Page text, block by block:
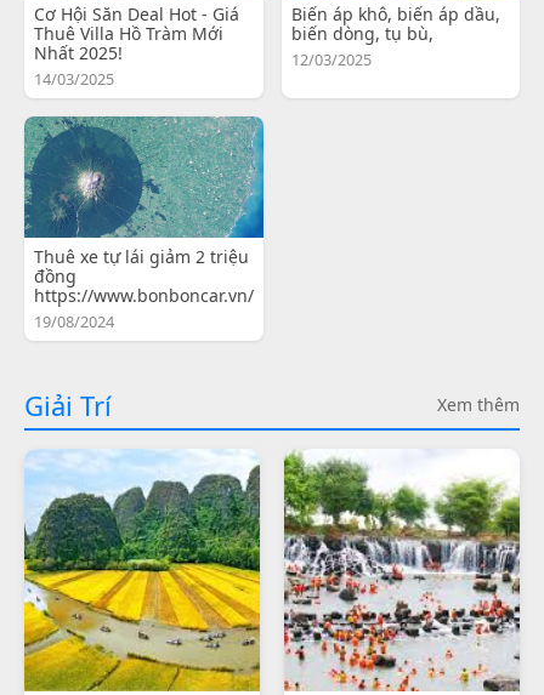
Cơ Hội Săn Deal Hot - Giá
Thuê Villa Hồ Tràm Mới
Nhất 2025!
14/03/2025
Biến áp khô, biến áp dầu,
biến dòng, tụ bù,
12/03/2025
Thuê xe tự lái giảm 2 triệu
đồng
https://www.bonboncar.vn/
19/08/2024
Giải Trí Xem thêm